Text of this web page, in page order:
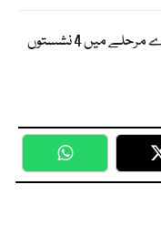
آزاد کشمیر انتخابات کے تیسرے مرحلے میں 4 نشستوں
WhatsApp